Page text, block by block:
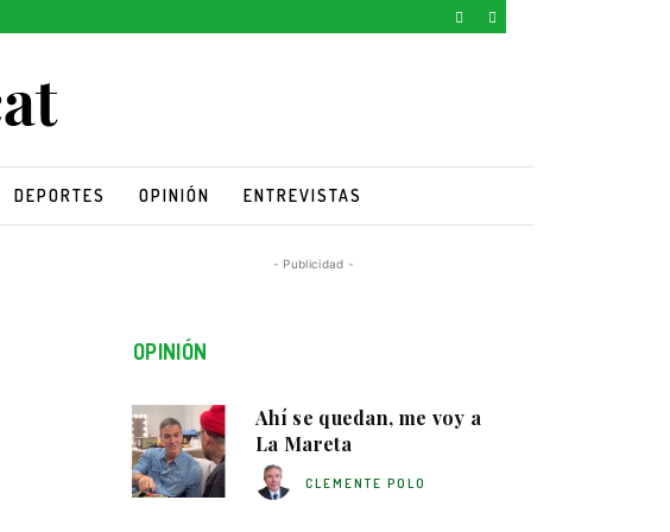
DEPORTES OPINIÓN ENTREVISTAS
- Publicidad -
OPINIÓN
Ahí se quedan, me voy a
La Mareta
CLEMENTE POLO